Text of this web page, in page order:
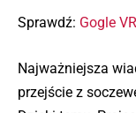
Sprawdź: Gogle VR
Najważniejsza
przejście z